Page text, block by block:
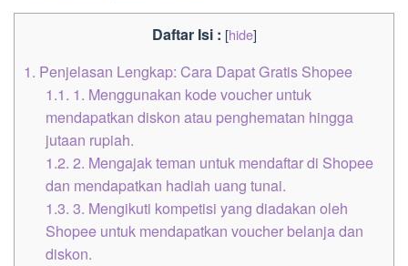
Daftar Isi : [hide]
1. Penjelasan Lengkap: Cara Dapat Gratis Shopee
1.1. 1. Menggunakan kode voucher untuk
mendapatkan diskon atau penghematan hingga
jutaan rupiah.
1.2. 2. Mengajak teman untuk mendaftar di Shopee
dan mendapatkan hadiah uang tunai.
1.3. 3. Mengikuti kompetisi yang diadakan oleh
Shopee untuk mendapatkan voucher belanja dan
diskon.